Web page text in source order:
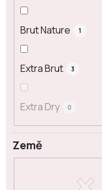
Země
Brut Nature 1
Extra Brut 3
Extra Dry 0